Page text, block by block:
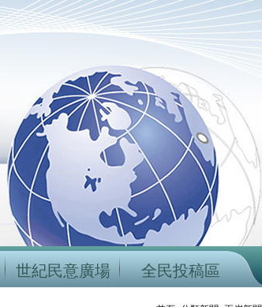
世紀民意廣場 全民投稿區